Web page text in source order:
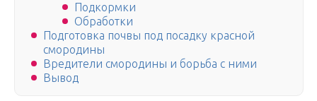
Подкормки
Обработки
Подготовка почвы под посадку красной
смородины
Вредители смородины и борьба с ними
Вывод